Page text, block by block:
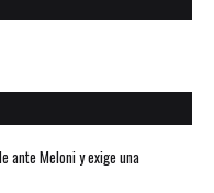
ante Meloni y exige una